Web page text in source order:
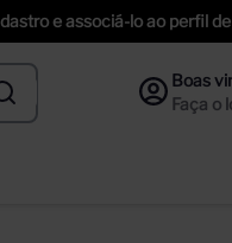
e associá-lo ao perfil